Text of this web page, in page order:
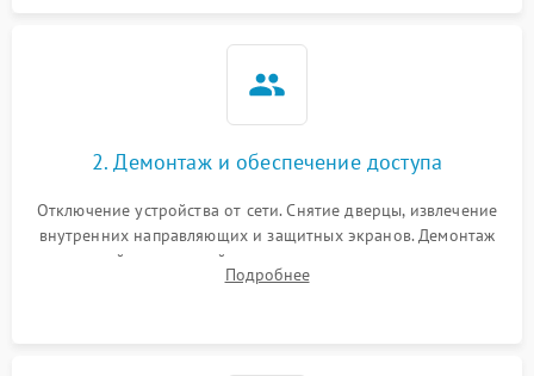
2. Демонтаж и обеспечение доступа
Отключение устройства от сети. Снятие дверцы, извлечение
внутренних направляющих и защитных экранов. Демонтаж
задней или верхней панели для прямого доступа к
нагревательным элементам, плате и вентиляторам.
Подробнее